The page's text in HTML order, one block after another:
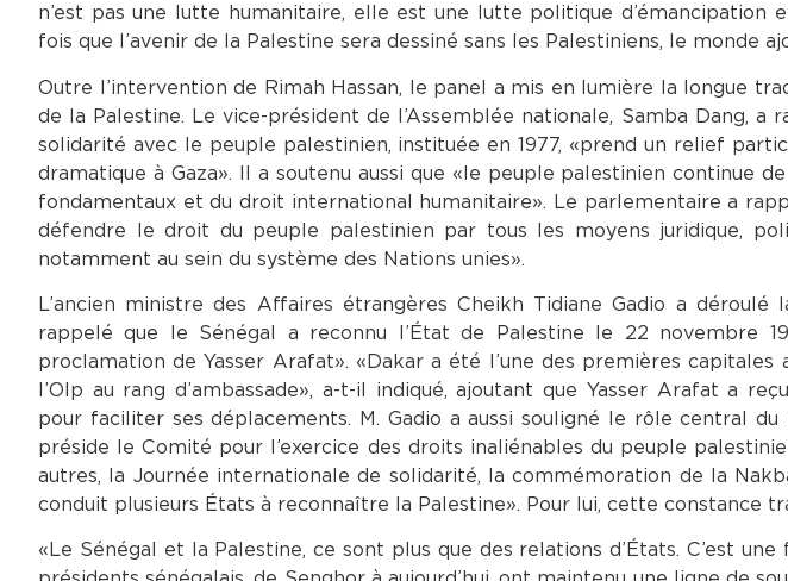
n’est pas une lutte humanitaire, elle est une lutte politique d’émancipation
fois que l’avenir de la Palestine sera dessiné sans les Palestiniens, le monde
Outre l’intervention de Rimah Hassan, le panel a mis en lumière la longue
de la Palestine. Le vice-président de l’Assemblée nationale, Samba Dang, a
solidarité avec le peuple palestinien, instituée en 1977, «prend un relief
dramatique à Gaza». Il a soutenu aussi que «le peuple palestinien continue
fondamentaux et du droit international humanitaire». Le parlementaire a
défendre le droit du peuple palestinien par tous les moyens juridique,
notamment au sein du système des Nations unies».
L’ancien ministre des Affaires étrangères Cheikh Tidiane Gadio a
rappelé que le Sénégal a reconnu l’État de Palestine le 22 novembre
proclamation de Yasser Arafat». «Dakar a été l’une des premières
l’Olp au rang d’ambassade», a-t-il indiqué, ajoutant que Yasser Arafat a
pour faciliter ses déplacements. M. Gadio a aussi souligné le rôle central du
préside le Comité pour l’exercice des droits inaliénables du peuple
autres, la Journée internationale de solidarité, la commémoration de la
conduit plusieurs États à reconnaître la Palestine». Pour lui, cette constance
«Le Sénégal et la Palestine, ce sont plus que des relations d’États. C’est